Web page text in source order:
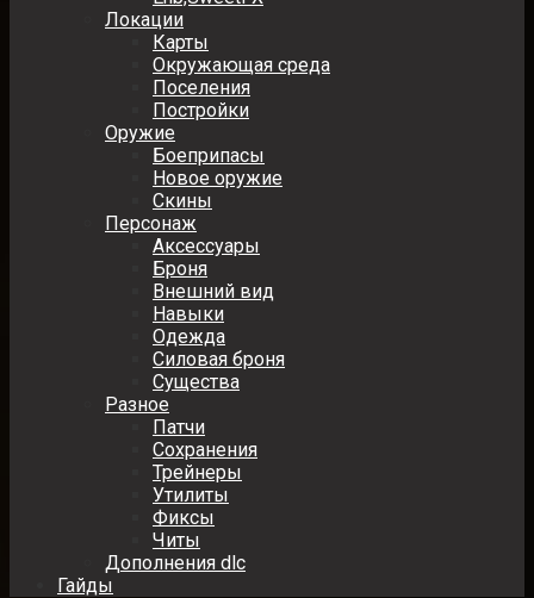
Локации
Карты
Окружающая среда
Поселения
Постройки
Оружие
Боеприпасы
Новое оружие
Скины
Персонаж
Аксессуары
Броня
Внешний вид
Навыки
Одежда
Силовая броня
Существа
Разное
Патчи
Сохранения
Трейнеры
Утилиты
Фиксы
Читы
Дополнения dlc
Гайды